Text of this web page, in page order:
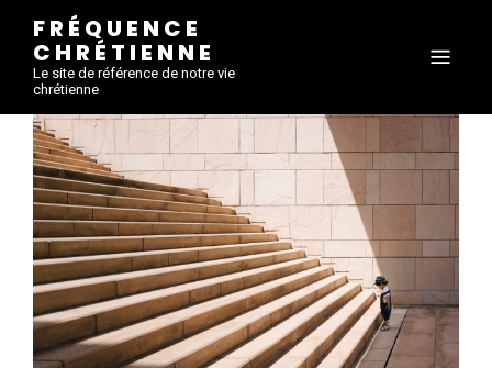
FRÉQUENCE
CHRÉTIENNE
Le site de référence de notre vie
chrétienne